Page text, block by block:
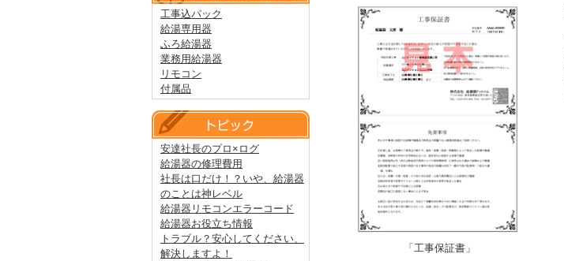
「工事保証書」
工事込パック
給湯専用器
ふろ給湯器
業務用給湯器
リモコン
付属品
安達社長のプロ×ログ
給湯器の修理費用
社長は口だけ！？いや、給湯器
のことは神レベル
給湯器リモコンエラーコード
給湯器お役立ち情報
トラブル？安心してください、
解決しますよ！